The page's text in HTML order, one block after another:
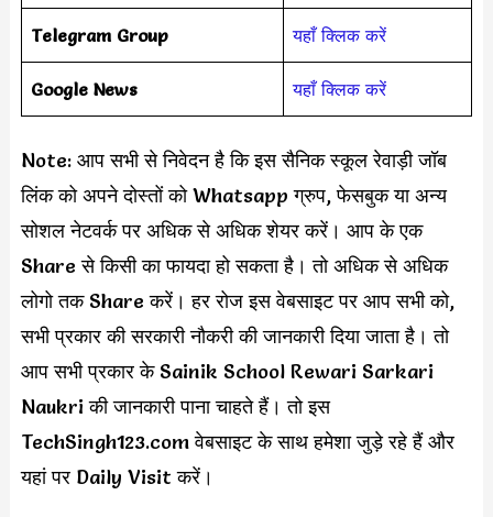
Telegram Group यहाँ क्लिक करें
Google News यहाँ क्लिक करें
Note: आप सभी से निवेदन है कि इस सैनिक स्कूल रेवाड़ी जॉब
लिंक को अपने दोस्तों को Whatsapp ग्रुप, फेसबुक या अन्य
सोशल नेटवर्क पर अधिक से अधिक शेयर करें। आप के एक
Share से किसी का फायदा हो सकता है। तो अधिक से अधिक
लोगो तक Share करें। हर रोज इस वेबसाइट पर आप सभी को,
सभी प्रकार की सरकारी नौकरी की जानकारी दिया जाता है। तो
आप सभी प्रकार के Sainik School Rewari Sarkari
Naukri की जानकारी पाना चाहते हैं। तो इस
TechSingh123.com वेबसाइट के साथ हमेशा जुड़े रहे हैं और
यहां पर Daily Visit करें।